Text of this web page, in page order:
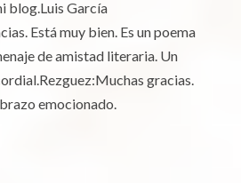
blog.Luis García
Está muy bien. Es un poema
de amistad literaria. Un
gracias.
emocionado.